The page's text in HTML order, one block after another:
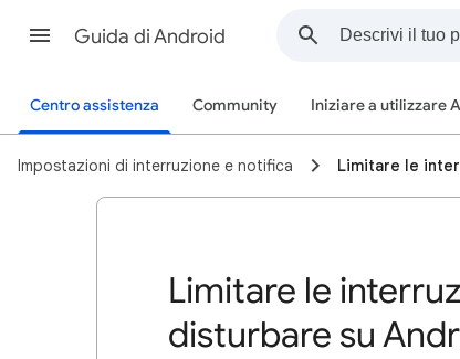
Guida di Android
Centro assistenza Community Iniziare a utilizzare
Impostazioni di interruzione e notifica Limitare le
Limitare le
disturbare su